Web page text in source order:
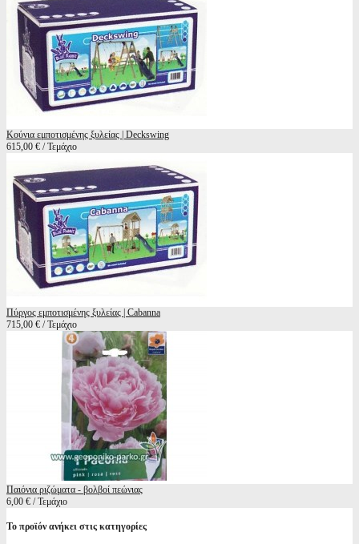
Κούνια εμποτισμένης ξυλείας | Deckswing
615,00 € / Τεμάχιο
Πύργος εμποτισμένης ξυλείας | Cabanna
715,00 € / Τεμάχιο
Παιόνια ριζώματα - βολβοί πεώνιας
6,00 € / Τεμάχιο
Το προϊόν ανήκει στις κατηγορίες